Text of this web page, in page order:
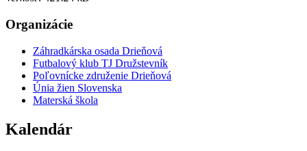
Organizácie
Záhradkárska osada Drieňová
Futbalový klub TJ Družstevník
Poľovnícke združenie Drieňová
Únia žien Slovenska
Materská škola
Kalendár